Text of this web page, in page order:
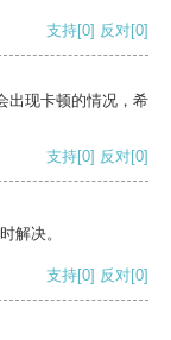
支持[0] 反对[0]
出现卡顿的情况，希
支持[0] 反对[0]
解决。
支持[0] 反对[0]